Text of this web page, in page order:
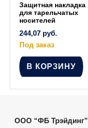
Защитная накладка
для тарельчатых
носителей
244,07 руб.
Под заказ
В КОРЗИНУ
ООО “ФБ Трэйдинг”